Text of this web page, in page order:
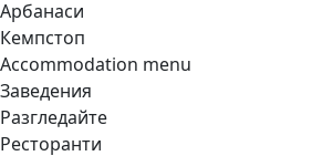
Арбанаси
Кемпстоп
Accommodation menu
Заведения
Разгледайте
Ресторанти